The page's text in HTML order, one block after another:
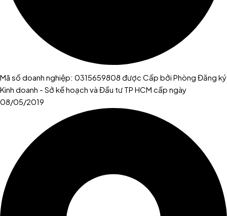
Mã số doanh nghiệp: 0315659808 được Cấp bởi Phòng Đăng ký
Kinh doanh - Sở kế hoạch và Đầu tư TP HCM cấp ngày
08/05/2019